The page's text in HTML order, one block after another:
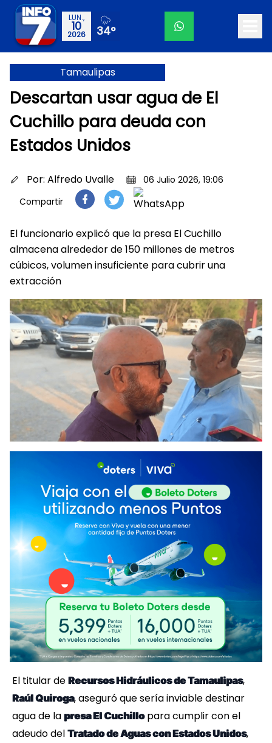
LUN.,
10
2026 34°
Tamaulipas
Descartan usar agua de El
Cuchillo para deuda con
Estados Unidos
Por: Alfredo Uvalle
06 Julio 2026, 19:06
Compartir
El funcionario explicó que la presa El Cuchillo
almacena alrededor de 150 millones de metros
cúbicos, volumen insuficiente para cubrir una
extracción
El titular de Recursos Hidráulicos de Tamaulipas,
Raúl Quiroga, aseguró que sería inviable destinar
agua de la presa El Cuchillopara cumplir con el
adeudo del Tratado de Aguas con Estados Unidos,